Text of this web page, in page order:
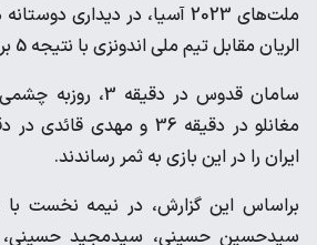
ملت‌های 2023 آسیا، در دیداری
الریان مقابل تیم ملی اندونزی با نتیجه 5 بر صفر پیروز شد.
ایران را در این بازی به ثمر رساندند.
براساس این گزارش، در نیمه نخست با
سیدحسین حسینی، سیدمجید حسینی،